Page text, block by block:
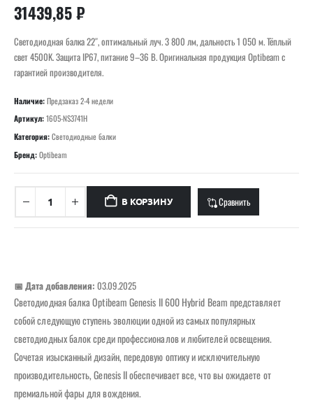
31439,85₽
Светодиодная балка 22″, оптимальный луч. 3 800 лм, дальность 1 050 м. Тёплый
свет 4500K. Защита IP67, питание 9–36 В. Оригинальная продукция Optibeam с
гарантией производителя.
Наличие:Предзаказ 2-4 недели
Артикул:1605-NS3741H
Категория:Светодиодные балки
Бренд:Optibeam
В КОРЗИНУ Сравнить
📅 Дата добавления: 03.09.2025
Светодиодная балка Optibeam Genesis II 600 Hybrid Beam представляет
собой следующую ступень эволюции одной из самых популярных
светодиодных балок среди профессионалов и любителей освещения.
Сочетая изысканный дизайн, передовую оптику и исключительную
производительность, Genesis II обеспечивает все, что вы ожидаете от
премиальной фары для вождения.